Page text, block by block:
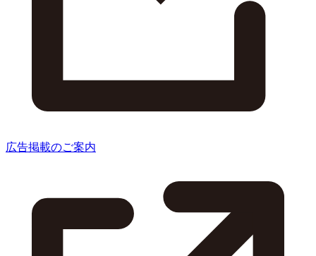
広告掲載のご案内